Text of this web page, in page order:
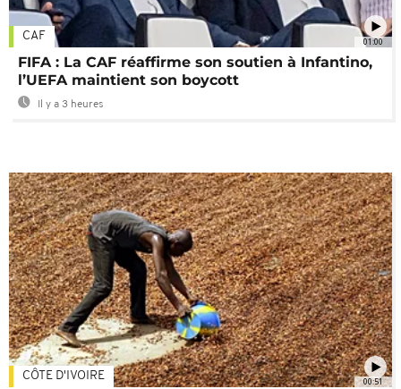
01:00
CAF
FIFA : La CAF réaffirme son soutien à Infantino,
l’UEFA maintient son boycott
Il y a 3 heures
00:51
CÔTE D'IVOIRE